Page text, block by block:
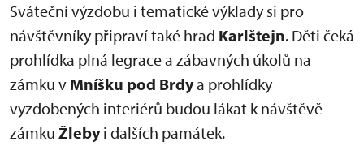
Sváteční výzdobu i tematické výklady si pro
návštěvníky připraví také hrad Karlštejn. Děti čeká
prohlídka plná legrace a zábavných úkolů na
zámku v Mníšku pod Brdya prohlídky
vyzdobených interiérů budou lákat k návštěvě
zámku Žlebyi dalších památek.